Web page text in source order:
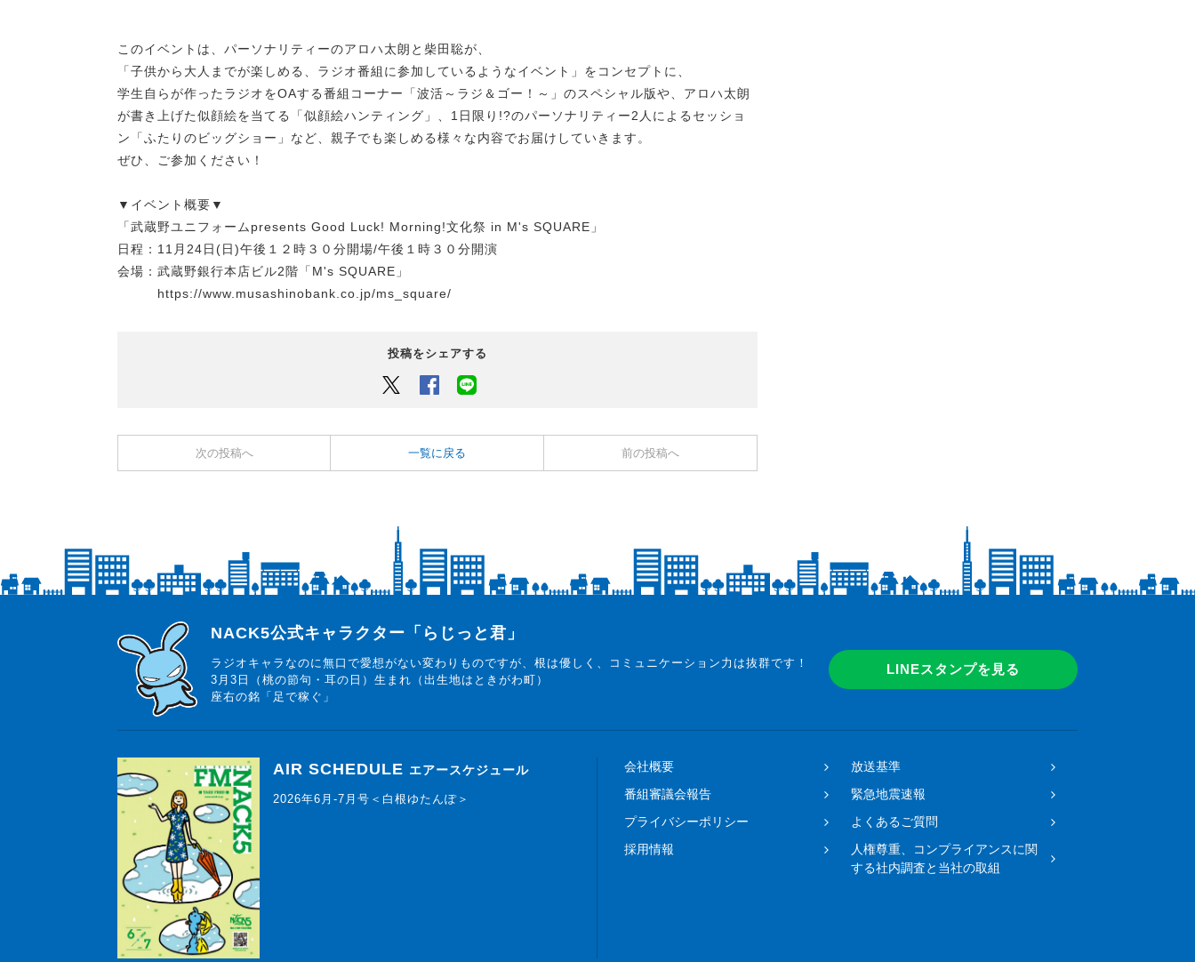
このイベントは、パーソナリティーのアロハ太朗と柴田聡が、
「子供から大人までが楽しめる、ラジオ番組に参加しているようなイベント」をコンセプトに、
学生自らが作ったラジオをOAする番組コーナー「波活～ラジ＆ゴー！～」のスペシャル版や、アロハ太朗
が書き上げた似顔絵を当てる「似顔絵ハンティング」、1日限り!?のパーソナリティー2人によるセッショ
ン「ふたりのビッグショー」など、親子でも楽しめる様々な内容でお届けしていきます。
ぜひ、ご参加ください！
▼イベント概要▼
「武蔵野ユニフォームpresents Good Luck! Morning!文化祭 in M's SQUARE」
日程：11月24日(日)午後１２時３０分開場/午後１時３０分開演
会場：武蔵野銀行本店ビル2階「M's SQUARE」
https://www.musashinobank.co.jp/ms_square/
投稿をシェアする
Twitter Facebook
次の投稿へ 一覧に戻る 前の投稿へ
らじっと君
NACK5公式キャラクター「らじっと君」
ラジオキャラなのに無口で愛想がない変わりものですが、根は優しく、コミュニケーション力は抜群です！
3月3日（桃の節句・耳の日）生まれ（出生地はときがわ町）
座右の銘「足で稼ぐ」
LINEスタンプを見る
AIR SCHEDULE エアースケジュール
2026年6月-7月号＜白根ゆたんぽ＞
会社概要
放送基準
番組審議会報告
緊急地震速報
プライバシーポリシー
よくあるご質問
採用情報
人権尊重、コンプライアンスに関
する社内調査と当社の取組